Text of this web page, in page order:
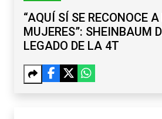
“AQUÍ SÍ SE RECONOCE
MUJERES”: SHEINBAUM
LEGADO DE LA 4T